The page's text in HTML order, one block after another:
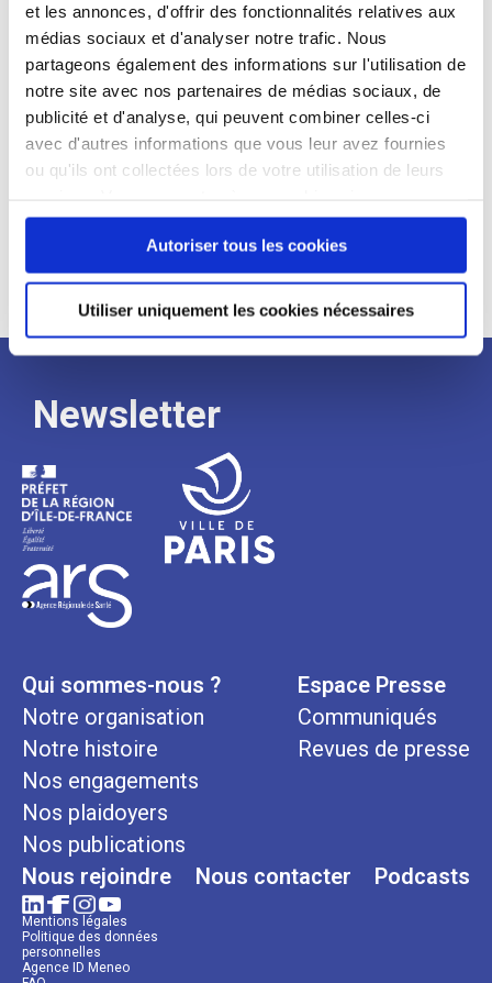
et les annonces, d'offrir des fonctionnalités relatives aux
médias sociaux et d'analyser notre trafic. Nous
partageons également des informations sur l'utilisation de
notre site avec nos partenaires de médias sociaux, de
publicité et d'analyse, qui peuvent combiner celles-ci
avec d'autres informations que vous leur avez fournies
ou qu'ils ont collectées lors de votre utilisation de leurs
continuez à utiliser notre site Web.
Autoriser tous les cookies
Utiliser uniquement les cookies nécessaires
Profil recherché :
Expérience :
Processus
de
recrutement
Newsletter
Qui sommes-nous ?
Notre organisation
Notre histoire
Nos engagements
Nos plaidoyers
Nos publications
Espace Presse
Communiqués
Revues de presse
Nous rejoindre Nous contacter Podcasts
Mentions légales
Politique des données
personnelles
Agence ID Meneo